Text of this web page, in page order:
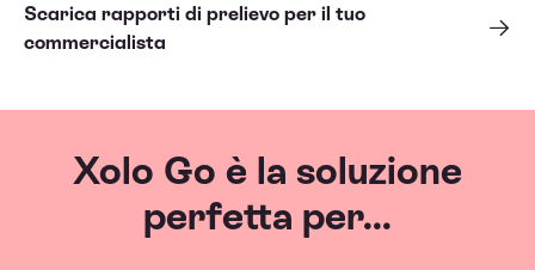
Scarica rapporti di prelievo per il tuo
commercialista
Xolo Go è la soluzione
perfetta per...